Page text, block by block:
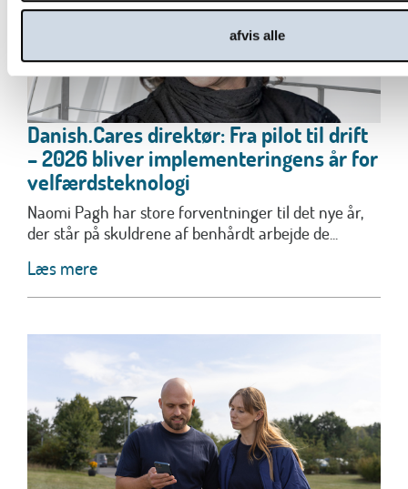
afvis alle
Danish.Cares direktør: Fra pilot til drift
– 2026 bliver implementeringens år for
velfærdsteknologi
Naomi Pagh har store forventninger til det nye år,
der står på skuldrene af benhårdt arbejde de...
Læs mere